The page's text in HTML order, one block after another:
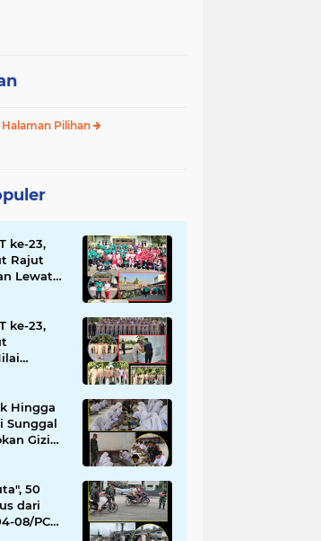
Halaman Pilihan
ke-23,
Rajut
Lewat
dan
I/BB
ke-23,
Hingga
Sunggal
Gizi
dan
50
dari
08/PC
Warga